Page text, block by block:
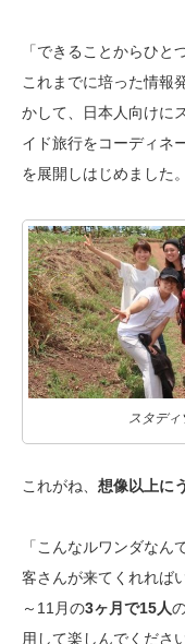
「できることからひと
これまでに培った情報
かして、日本人向けに
イド旅行をコーディネ
を展開しはじめました。
スタディ
これがね、 想像以上に
「こんなルワンダな
客さんが来てくれれば
～11月の3ヶ月で15人
用して楽しんでくださ